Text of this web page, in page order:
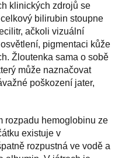
klinických zdrojů se
bilirubin stoupne
ačkoli vizuální
pigmentaci kůže
Žloutenka sama o sobě
může naznačovat
poškození jater,
rozpadu hemoglobinu ze
existuje v
rozpustná ve vodě a